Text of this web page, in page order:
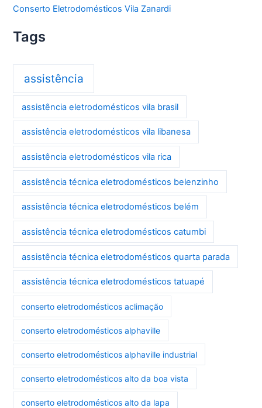
Conserto Eletrodomésticos Vila Zanardi
Tags
assistência
assistência eletrodomésticos vila brasil
assistência eletrodomésticos vila libanesa
assistência eletrodomésticos vila rica
assistência técnica eletrodomésticos belenzinho
assistência técnica eletrodomésticos belém
assistência técnica eletrodomésticos catumbi
assistência técnica eletrodomésticos quarta parada
assistência técnica eletrodomésticos tatuapé
conserto eletrodomésticos aclimação
conserto eletrodomésticos alphaville
conserto eletrodomésticos alphaville industrial
conserto eletrodomésticos alto da boa vista
conserto eletrodomésticos alto da lapa